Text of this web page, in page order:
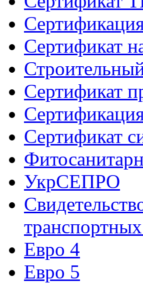
Сертификат
Сертификат
Сертификат
УкрСЕПРО
Евро 4
Евро 5